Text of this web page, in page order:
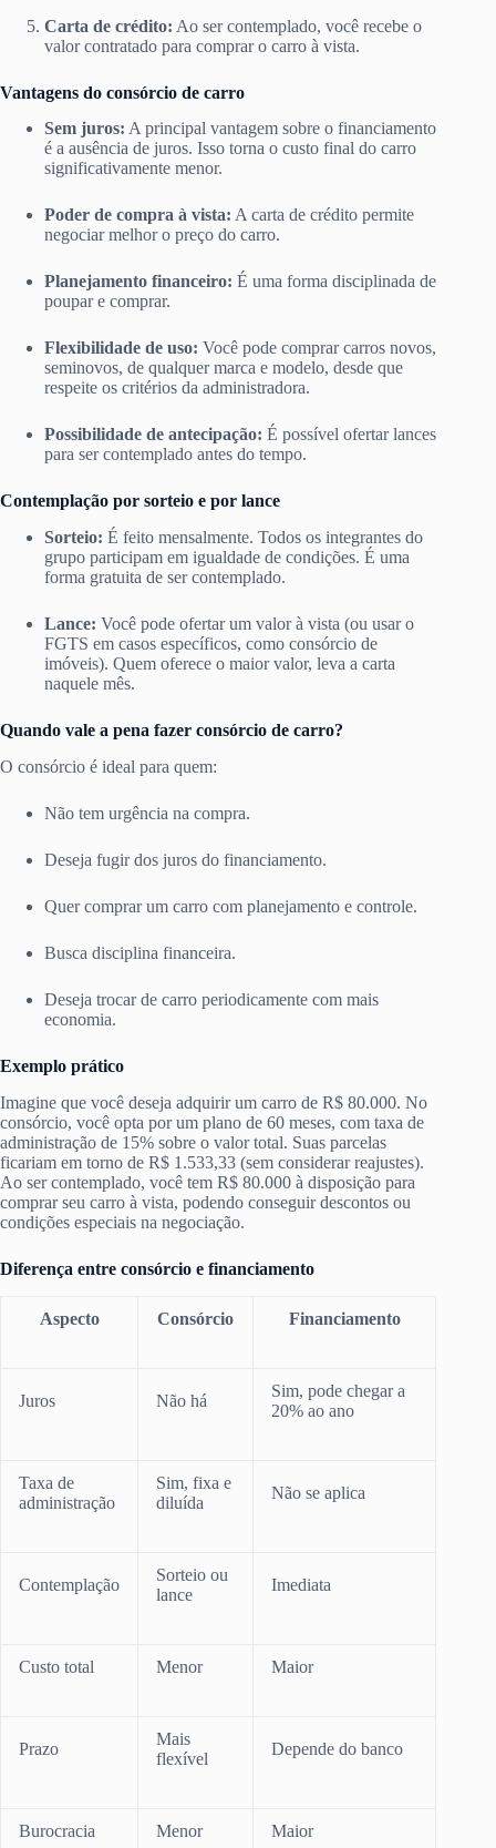
Carta de crédito: Ao ser contemplado, você recebe o
valor contratado para comprar o carro à vista.
Vantagens do consórcio de carro
Sem juros: A principal vantagem sobre o financiamento
é a ausência de juros. Isso torna o custo final do carro
significativamente menor.
Poder de compra à vista: A carta de crédito permite
negociar melhor o preço do carro.
Planejamento financeiro: É uma forma disciplinada de
poupar e comprar.
Flexibilidade de uso: Você pode comprar carros novos,
seminovos, de qualquer marca e modelo, desde que
respeite os critérios da administradora.
Possibilidade de antecipação: É possível ofertar lances
para ser contemplado antes do tempo.
Contemplação por sorteio e por lance
Sorteio: É feito mensalmente. Todos os integrantes do
grupo participam em igualdade de condições. É uma
forma gratuita de ser contemplado.
Lance: Você pode ofertar um valor à vista (ou usar o
FGTS em casos específicos, como consórcio de
imóveis). Quem oferece o maior valor, leva a carta
naquele mês.
Quando vale a pena fazer consórcio de carro?
O consórcio é ideal para quem:
Não tem urgência na compra.
Deseja fugir dos juros do financiamento.
Quer comprar um carro com planejamento e controle.
Busca disciplina financeira.
Deseja trocar de carro periodicamente com mais
economia.
Exemplo prático
Imagine que você deseja adquirir um carro de R$ 80.000. No
consórcio, você opta por um plano de 60 meses, com taxa de
administração de 15% sobre o valor total. Suas parcelas
ficariam em torno de R$ 1.533,33 (sem considerar reajustes).
Ao ser contemplado, você tem R$ 80.000 à disposição para
comprar seu carro à vista, podendo conseguir descontos ou
condições especiais na negociação.
Diferença entre consórcio e financiamento
Aspecto Consórcio Financiamento
Juros Não há
Sim, pode chegar a
20% ao ano
Taxa de
administração
Sim, fixa e
diluída
Não se aplica
Contemplação
Sorteio ou
lance
Imediata
Custo total Menor Maior
Prazo
Mais
flexível
Depende do banco
Burocracia Menor Maior